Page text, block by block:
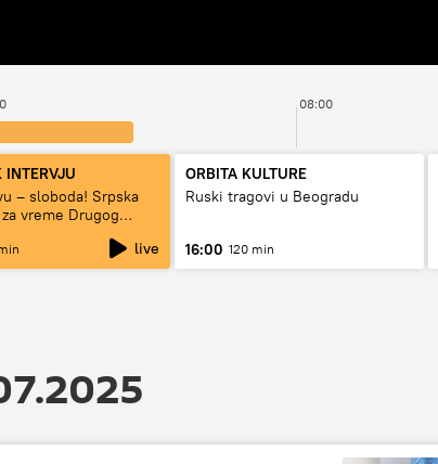
08:00
INTERVJU
– sloboda! Srpska
vreme Drugog
live
ORBITA KULTURE
Ruski tragovi u Beogradu
16:00 120 min